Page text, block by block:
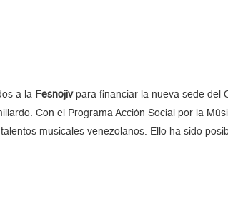
a la Fesnojivpara financiar la nueva sede del
Con el Programa Acción Social por la
musicales venezolanos. Ello ha sido